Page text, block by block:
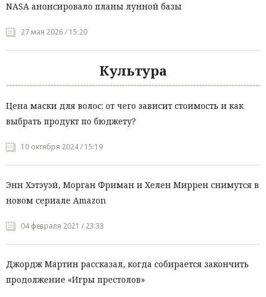
NASA анонсировало планы лунной базы
27 мая 2026 / 15:20
Культура
Цена маски для волос: от чего зависит стоимость и как
выбрать продукт по бюджету?
10 октября 2024 / 15:19
Энн Хэтэуэй, Морган Фриман и Хелен Миррен снимутся в
новом сериале Amazon
04 февраля 2021 / 23:33
Джордж Мартин рассказал, когда собирается закончить
продолжение «Игры престолов»